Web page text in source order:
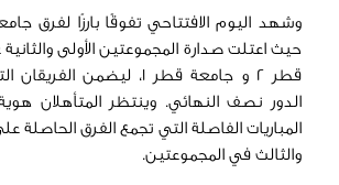
وشهد اليوم الافتتاحي تفوقًا بارزًا لفرق
حيث اعتلت صدارة المجموعتين الأولى
قطر 2 و جامعة قطر 1، ليضمن
الدور نصف النهائي. وينتظر المتأهلان
المباريات الفاصلة التي تجمع الفرق الحاصلة
والثالث في المجموعتين.